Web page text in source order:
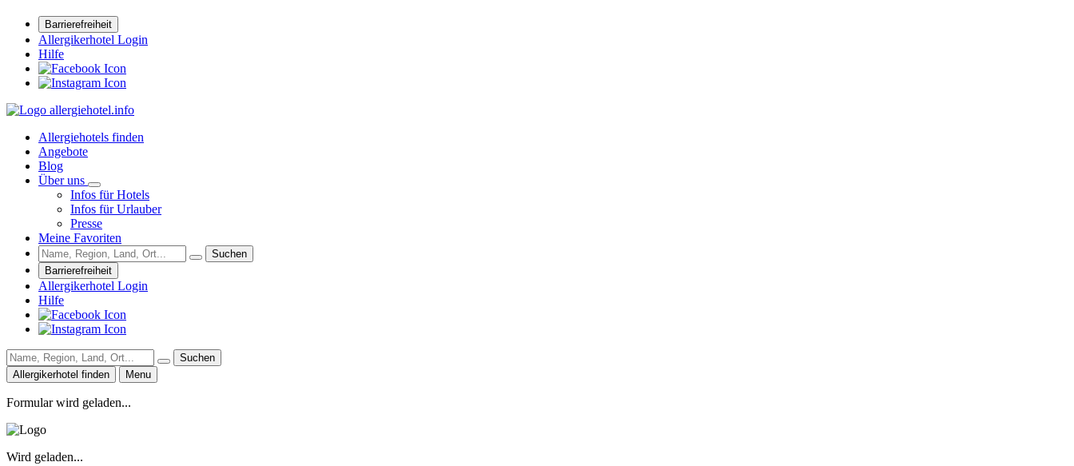
Barrierefreiheit
Allergikerhotel Login
Hilfe
Allergiehotels finden
Angebote
Blog
Über uns
Infos für Hotels
Infos für Urlauber
Presse
Meine Favoriten
Suchen
Barrierefreiheit
Allergikerhotel Login
Hilfe
Suchen
Allergikerhotel finden
Menu
Formular wird geladen...
Wird geladen...